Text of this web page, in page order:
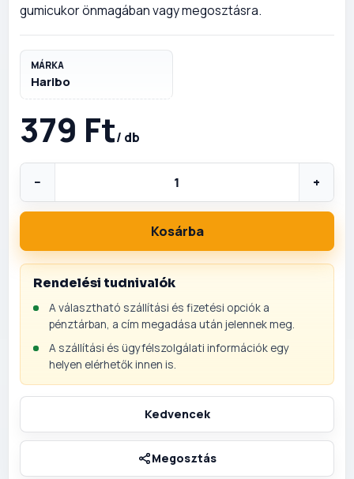
gumicukor önmagában vagy megosztásra.
MÁRKA
Haribo
379 Ft/ db
− +
Kosárba
Rendelési tudnivalók
A választható szállítási és fizetési opciók a
pénztárban, a cím megadása után jelennek meg.
A szállítási és ügyfélszolgálati információk egy
helyen elérhetők innen is.